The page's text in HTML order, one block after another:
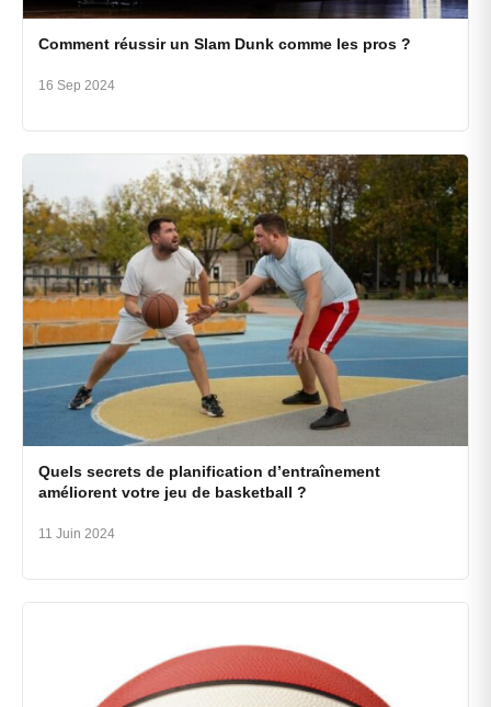
Comment réussir un Slam Dunk comme les pros ?
16 Sep 2024
Quels secrets de planification d’entraînement
améliorent votre jeu de basketball ?
11 Juin 2024